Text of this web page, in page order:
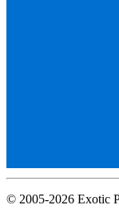
© 2005-2026 Exotic